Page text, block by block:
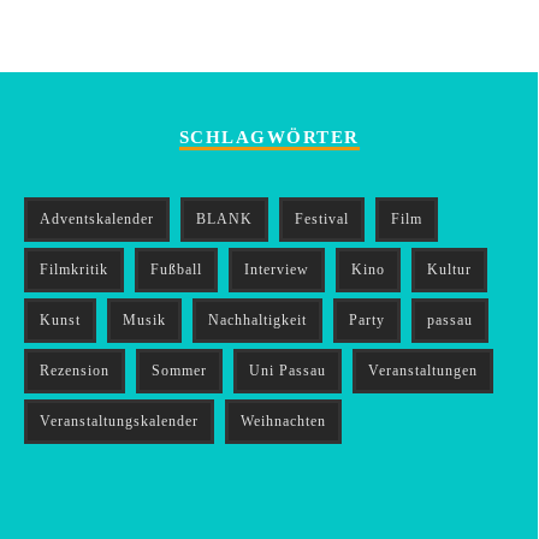
SCHLAGWÖRTER
Adventskalender BLANK Festival Film
Filmkritik Fußball Interview Kino Kultur
Kunst Musik Nachhaltigkeit Party passau
Rezension Sommer Uni Passau Veranstaltungen
Veranstaltungskalender Weihnachten